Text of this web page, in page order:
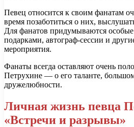
Певец относится к своим фанатам
время позаботиться о них,
Для фанатов придумываются
подарками, автограф-сессии и
мероприятия.
Фанаты всегда оставляют очень
Петрухине — о его таланте,
дружелюбности.
Личная жизнь певца
«Встречи и разрывы»